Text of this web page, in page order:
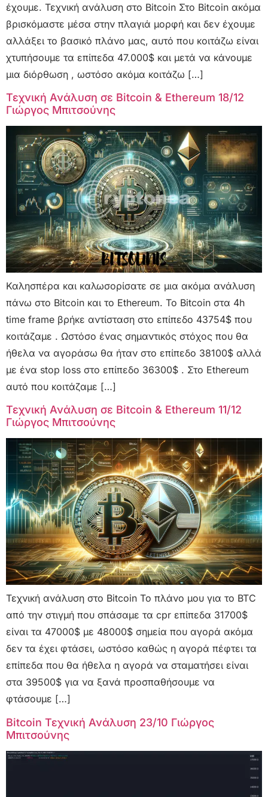
έχουμε. Τεχνική ανάλυση στο Bitcoin Στο Bitcoin ακόμα
βρισκόμαστε μέσα στην πλαγιά μορφή και δεν έχουμε
αλλάξει το βασικό πλάνο μας, αυτό που κοιτάζω είναι
χτυπήσουμε τα επίπεδα 47.000$ και μετά να κάνουμε
μια διόρθωση , ωστόσο ακόμα κοιτάζω […]
Τεχνική Ανάλυση σε Bitcoin & Ethereum 18/12
Γιώργος Μπιτσούνης
Καλησπέρα και καλωσορίσατε σε μια ακόμα ανάλυση
πάνω στο Bitcoin και το Ethereum. Το Bitcoin στα 4h
time frame βρήκε αντίσταση στο επίπεδο 43754$ που
κοιτάζαμε . Ωστόσο ένας σημαντικός στόχος που θα
ήθελα να αγοράσω θα ήταν στο επίπεδο 38100$ αλλά
με ένα stop loss στο επίπεδο 36300$ . Στο Ethereum
αυτό που κοιτάζαμε […]
Τεχνική Ανάλυση σε Bitcoin & Ethereum 11/12
Γιώργος Μπιτσούνης
Τεχνική ανάλυση στο Bitcoin Το πλάνο μου για το BTC
από την στιγμή που σπάσαμε τα cpr επίπεδα 31700$
είναι τα 47000$ με 48000$ σημεία που αγορά ακόμα
δεν τα έχει φτάσει, ωστόσο καθώς η αγορά πέφτει τα
επίπεδα που θα ήθελα η αγορά να σταματήσει είναι
στα 39500$ για να ξανά προσπαθήσουμε να
φτάσουμε […]
Bitcoin Τεχνική Ανάλυση 23/10 Γιώργος
Μπιτσούνης